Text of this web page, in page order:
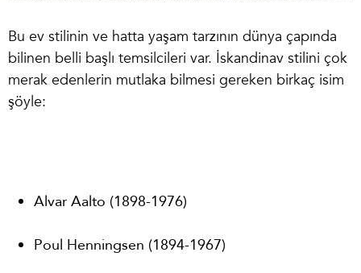
Bu ev stilinin ve hatta yaşam tarzının dünya çapında
bilinen belli başlı temsilcileri var. İskandinav stilini çok
merak edenlerin mutlaka bilmesi gereken birkaç isim
şöyle:
Alvar Aalto (1898-1976)
Poul Henningsen (1894-1967)